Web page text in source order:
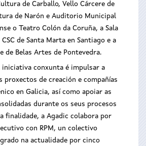
de Carballo, Vello Cárcere de
de Narón e Auditorio Municipal
o Teatro Colón da Coruña, a Sala
de Santa Marta en Santiago e a
de Belas Artes de Pontevedra.
iniciativa conxunta é impulsar a
proxectos de creación e compañías
en Galicia, así como apoiar as
durante os seus procesos
finalidade, a Agadic colabora por
con RPM, un colectivo
na actualidade por cinco